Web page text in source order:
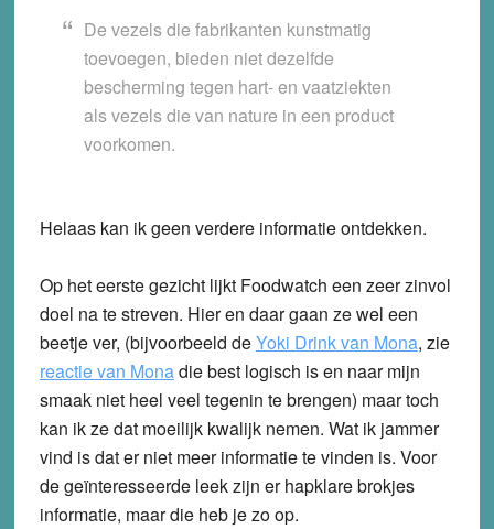
De vezels die fabrikanten kunstmatig
toevoegen, bieden niet dezelfde
bescherming tegen hart- en vaatziekten
als vezels die van nature in een product
voorkomen.
Helaas kan ik geen verdere informatie ontdekken.
Op het eerste gezicht lijkt Foodwatch een zeer zinvol
doel na te streven. Hier en daar gaan ze wel een
beetje ver, (bijvoorbeeld deYoki Drink van Mona, zie
reactie van Monadie best logisch is en naar mijn
smaak niet heel veel tegenin te brengen) maar toch
kan ik ze dat moeilijk kwalijk nemen. Wat ik jammer
vind is dat er niet meer informatie te vinden is. Voor
de geïnteresseerde leek zijn er hapklare brokjes
informatie, maar die heb je zo op.